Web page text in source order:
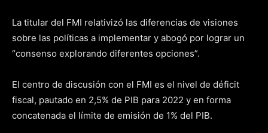
La titular del FMI relativizó las diferencias de visiones
sobre las políticas a implementar y abogó por lograr un
“consenso explorando diferentes opciones”.
El centro de discusión con el FMI es el nivel de déficit
fiscal, pautado en 2,5% de PIB para 2022 y en forma
concatenada el límite de emisión de 1% del PIB.